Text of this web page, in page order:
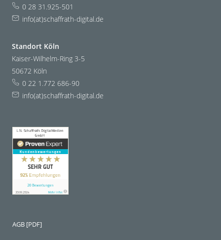
0 28 31.925-501
info(at)schaffrath-digital.de
Standort Köln
Kaiser-Wilhelm-Ring 3-5
50672 Köln
0 22 1.772 686-90
info(at)schaffrath-digital.de
AGB [PDF]